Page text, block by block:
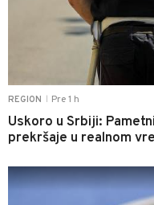
REGION Pre 1 h
Uskoro u Srbiji:
prekršaje u realnom